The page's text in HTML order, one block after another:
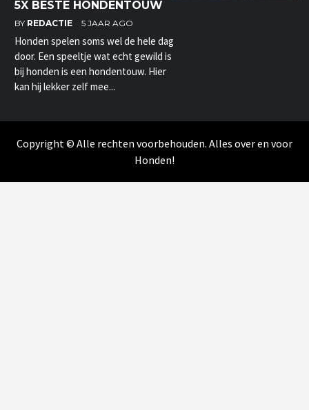
5X BESTE HONDENTOUW
BY REDACTIE 5 JAAR AGO
Honden spelen soms wel de hele dag
door. Een speeltje wat echt gewild is
bij honden is een hondentouw. Hier
kan hij lekker zelf mee...
Copyright © Alle rechten voorbehouden. Alles over en voor
Honden!